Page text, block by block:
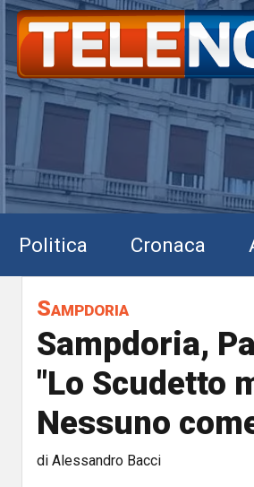
Politica Cronaca
Sampdoria
Sampdoria,
"Lo Scudetto
Nessuno
di Alessandro Bacci